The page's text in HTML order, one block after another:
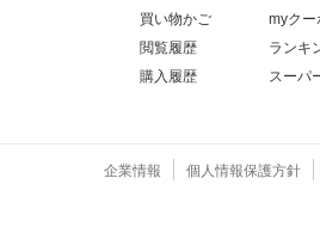
買い物かご
閲覧履歴
購入履歴
myクー
ランキ
スーパ
企業情報 個人情報保護方針